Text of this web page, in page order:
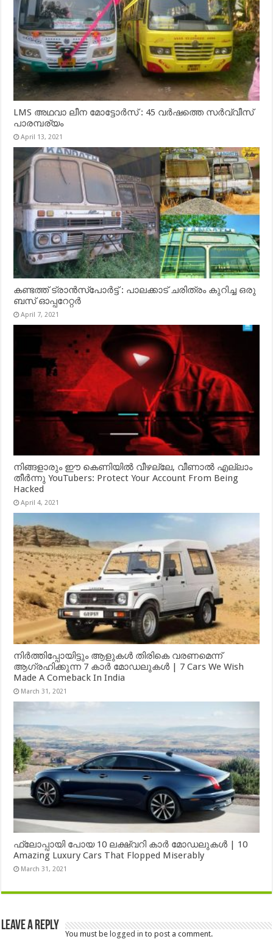
LMS അഥവാ ലീന മോട്ടോർസ് : 45 വർഷത്തെ സർവ്വീസ്
പാരമ്പര്യം
April 13, 2021
കണ്ടത്ത് ട്രാൻസ്‌പോർട്ട് : പാലക്കാട് ചരിത്രം കുറിച്ച ഒരു
ബസ് ഓപ്പറേറ്റർ
April 7, 2021
നിങ്ങളാരും ഈ കെണിയിൽ വീഴല്ലേ, വീണാൽ എല്ലാം
തീർന്നു YouTubers: Protect Your Account From Being
Hacked
April 4, 2021
നിർത്തിപ്പോയിട്ടും ആളുകൾ തിരികെ വരണമെന്ന്
ആഗ്രഹിക്കുന്ന 7 കാർ മോഡലുകൾ | 7 Cars We Wish
Made A Comeback In India
March 31, 2021
ഫ്ലോപ്പായി പോയ 10 ലക്ഷ്വറി കാർ മോഡലുകൾ | 10
Amazing Luxury Cars That Flopped Miserably
March 31, 2021
Leave a Reply
You must be logged in to post a comment.